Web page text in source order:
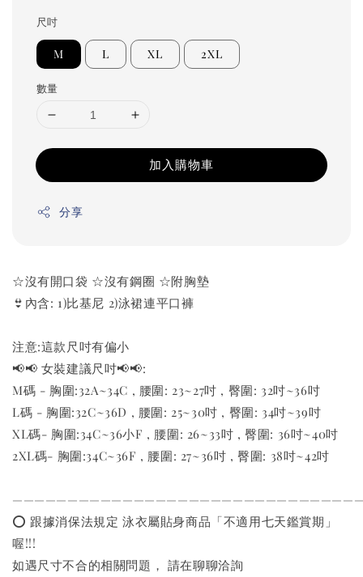
尺吋
M L XL 2XL
數量
加入購物車
分享
☆沒有開口袋 ☆沒有鋼圈 ☆附胸墊
👙內含: 1)比基尼 2)泳裙連平口褲
注意:這款尺吋有偏小
📢📢 女裝建議尺吋📢📢:
M碼 - 胸圍:32A~34C , 腰圍: 23~27吋 , 臀圍: 32吋~36吋
L碼 - 胸圍:32C~36D , 腰圍: 25~30吋 , 臀圍: 34吋~39吋
XL碼- 胸圍:34C~36小F , 腰圍: 26~33吋 , 臀圍: 36吋~40吋
2XL碼- 胸圍:34C~36F , 腰圍: 27~36吋 , 臀圍: 38吋~42吋
⭕️ 跟據消保法規定 泳衣屬貼身商品「不適用七天鑑賞期」
喔!!!
如遇尺寸不合的相關問題， 請在聊聊洽詢